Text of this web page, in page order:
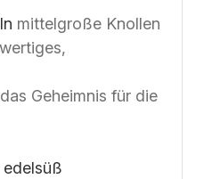
mittelgroße Knollen
das Geheimnis für die